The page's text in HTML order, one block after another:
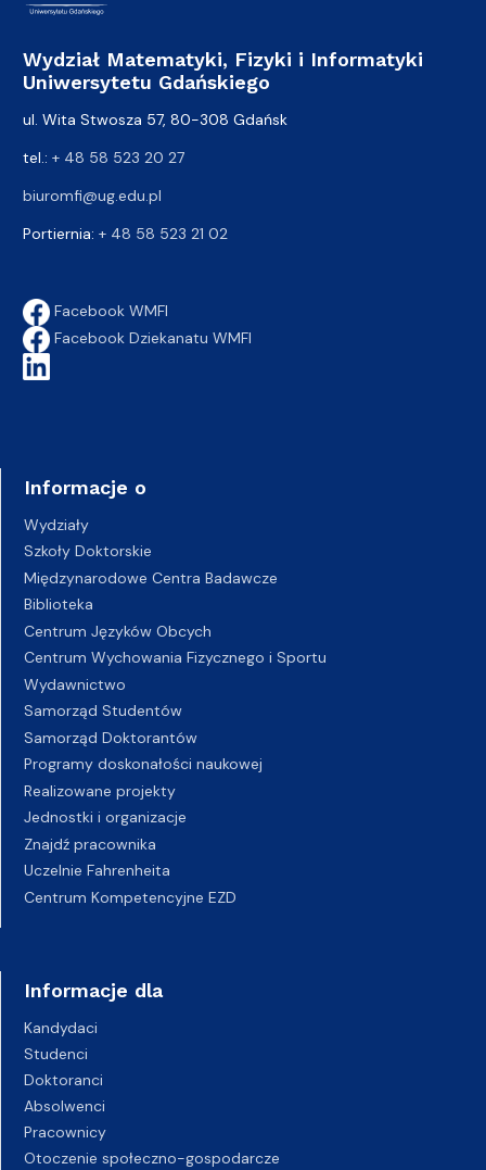
Wydział Matematyki, Fizyki i Informatyki
Uniwersytetu Gdańskiego
ul. Wita Stwosza 57, 80-308 Gdańsk
tel.: + 48 58 523 20 27
biuromfi@ug.edu.pl
Portiernia: + 48 58 523 21 02
Facebook WMFI
Facebook Dziekanatu WMFI
Informacje o
Wydziały
Szkoły Doktorskie
Międzynarodowe Centra Badawcze
Biblioteka
Centrum Języków Obcych
Centrum Wychowania Fizycznego i Sportu
Wydawnictwo
Samorząd Studentów
Samorząd Doktorantów
Programy doskonałości naukowej
Realizowane projekty
Jednostki i organizacje
Znajdź pracownika
Uczelnie Fahrenheita
Centrum Kompetencyjne EZD
Informacje dla
Kandydaci
Studenci
Doktoranci
Absolwenci
Pracownicy
Otoczenie społeczno-gospodarcze